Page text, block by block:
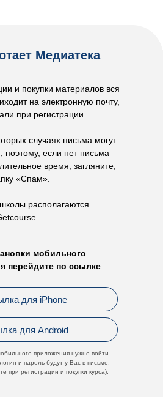
мобильного
перейдите по ссылке
приложения нужно войти
и пароль будут у Вас в письме,
при регистрации и покупки курса).
и покупки материалов вся
на электронную почту,
при регистрации.
случаях письма могут
если нет письма
время, загляните,
«Спам».
располагаются
для iPhone
для Android
Медиатека